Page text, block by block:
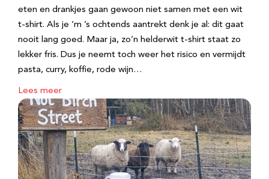
eten en drankjes gaan gewoon niet samen met een wit
t-shirt. Als je ‘m ’s ochtends aantrekt denk je al: dit gaat
nooit lang goed. Maar ja, zo’n helderwit t-shirt staat zo
lekker fris. Dus je neemt toch weer het risico en vermijdt
pasta, curry, koffie, rode wijn…
Lees meer